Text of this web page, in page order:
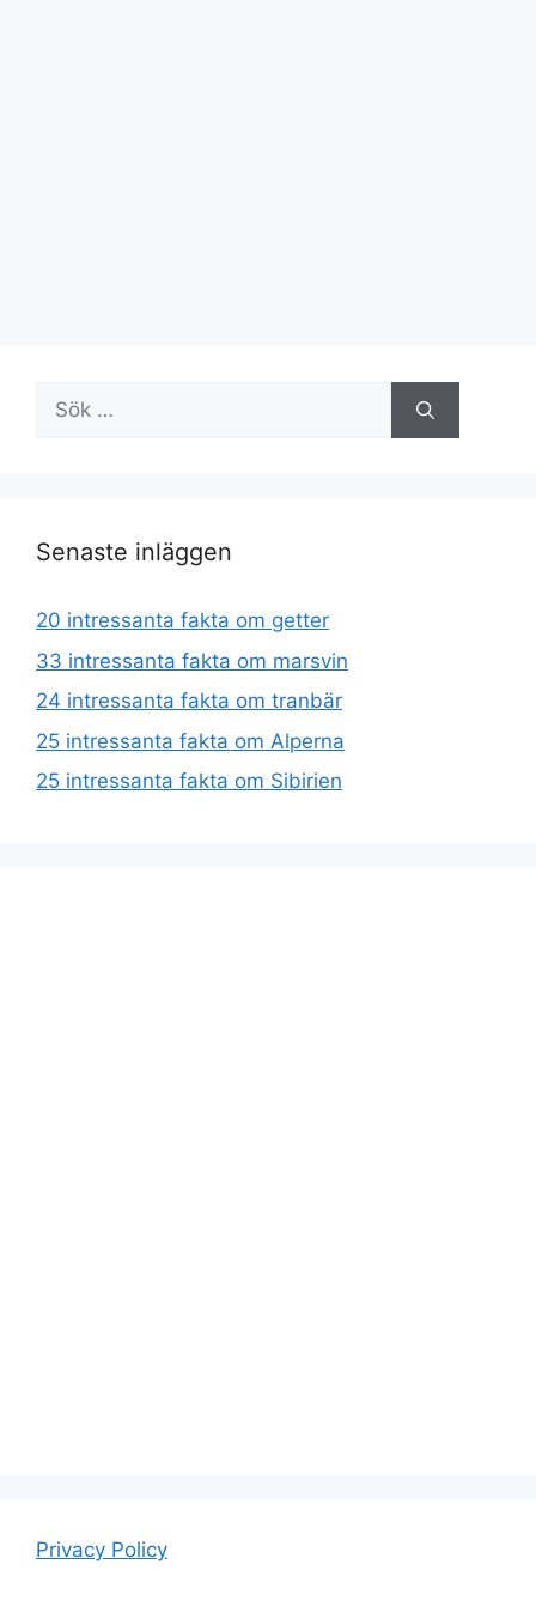
Sök
efter:
Senaste inläggen
20 intressanta fakta om getter
33 intressanta fakta om marsvin
24 intressanta fakta om tranbär
25 intressanta fakta om Alperna
25 intressanta fakta om Sibirien
Privacy Policy